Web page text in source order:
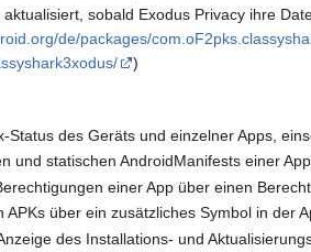
sobald Exodus Privacy ihre
de/packages/
)
Status des Geräts und einzelner Apps,
und statischen AndroidManifests einer
einer App über einen
über ein zusätzliches Symbol in der
des Installations- und